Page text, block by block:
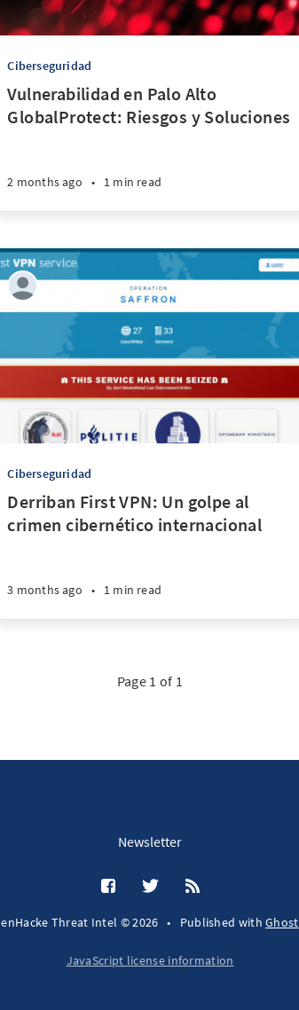
Ciberseguridad
Vulnerabilidad en Palo Alto
GlobalProtect: Riesgos y Soluciones
2 months ago • 1 min read
Ciberseguridad
Derriban First VPN: Un golpe al
crimen cibernético internacional
3 months ago • 1 min read
Page 1 of 1
Newsletter
enHacke Threat Intel © 2026 • Published withGhost
JavaScript license information